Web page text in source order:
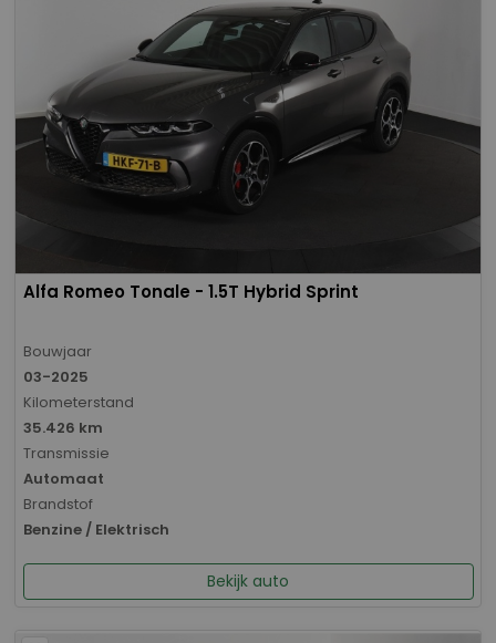
Alfa Romeo Tonale - 1.5T Hybrid Sprint
Bouwjaar
03-2025
Kilometerstand
35.426 km
Transmissie
Automaat
Brandstof
Benzine / Elektrisch
Bekijk auto